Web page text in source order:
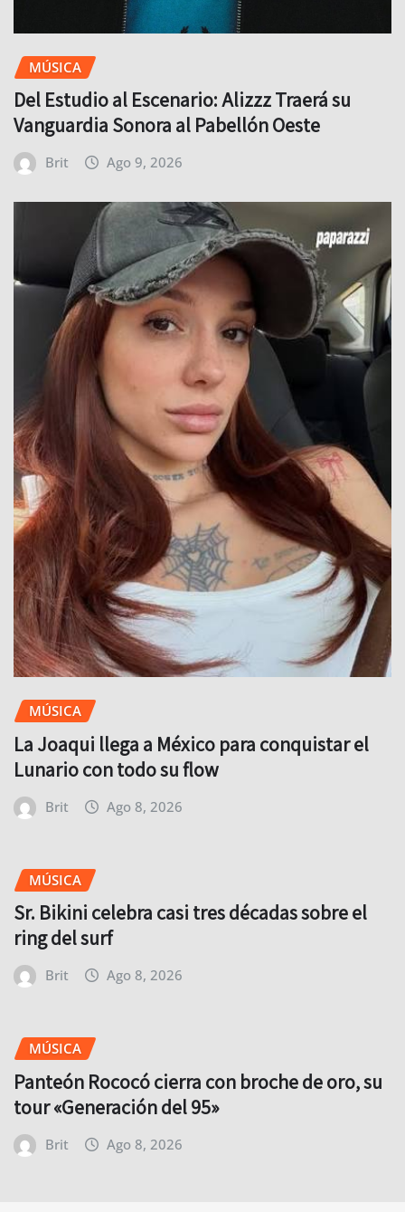
MÚSICA
Del Estudio al Escenario: Alizzz Traerá su
Vanguardia Sonora al Pabellón Oeste
Brit Ago 9, 2026
MÚSICA
La Joaqui llega a México para conquistar el
Lunario con todo su flow
Brit Ago 8, 2026
MÚSICA
Sr. Bikini celebra casi tres décadas sobre el
ring del surf
Brit Ago 8, 2026
MÚSICA
Panteón Rococó cierra con broche de oro, su
tour «Generación del 95»
Brit Ago 8, 2026